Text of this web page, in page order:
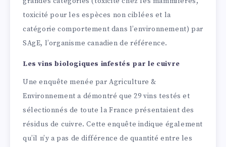
toxicité pour les espèces non ciblées et la
catégorie comportement dans l’environnement) par
SAgE, l’organisme canadien de référence.
Les vins biologiques infestés par le cuivre
Une enquête menée par Agriculture &
Environnement a démontré que 29 vins testés et
sélectionnés de toute la France présentaient des
résidus de cuivre. Cette enquête indique également
qu’il n’y a pas de différence de quantité entre les